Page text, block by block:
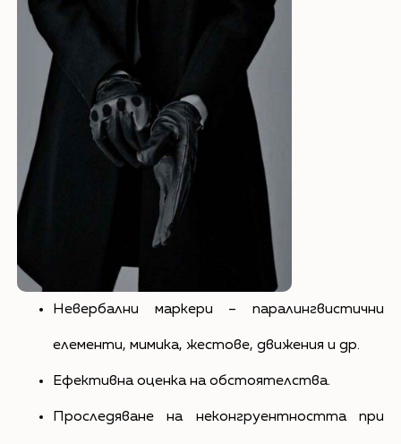
Невербални маркери – паралингвистични
елементи, мимика, жестове, движения и др.
Ефективна оценка на обстоятелства.
Проследяване на неконгруентността при